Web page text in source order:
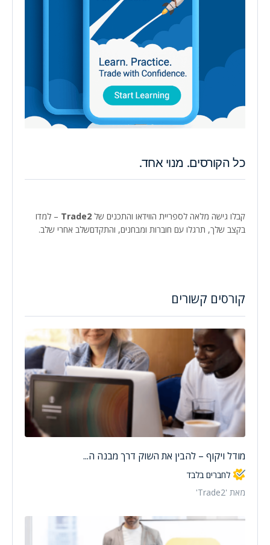
קורסים קשורים
מודל ויקוף – להבין את השוק דרך מבנה ה...
לחברים בלבד
מאת 'Trade2'
כל הקורסים. מנוי אחד.
קבלו גישה מלאה לספריית הווידאו והתכנים של Trade2 – למדו
בקצב שלך, תרגלו עם חוברות ומבחנים, והתקדםשלב אחרי שלב.